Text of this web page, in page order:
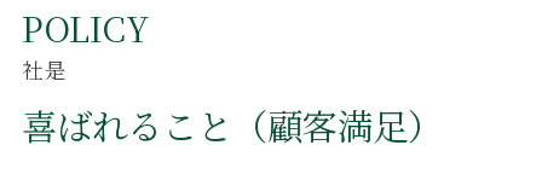
POLICY
社是
喜ばれること（顧客満足）